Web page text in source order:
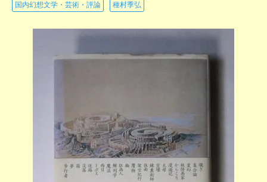
国内幻想文学・芸術・評論 種村季弘